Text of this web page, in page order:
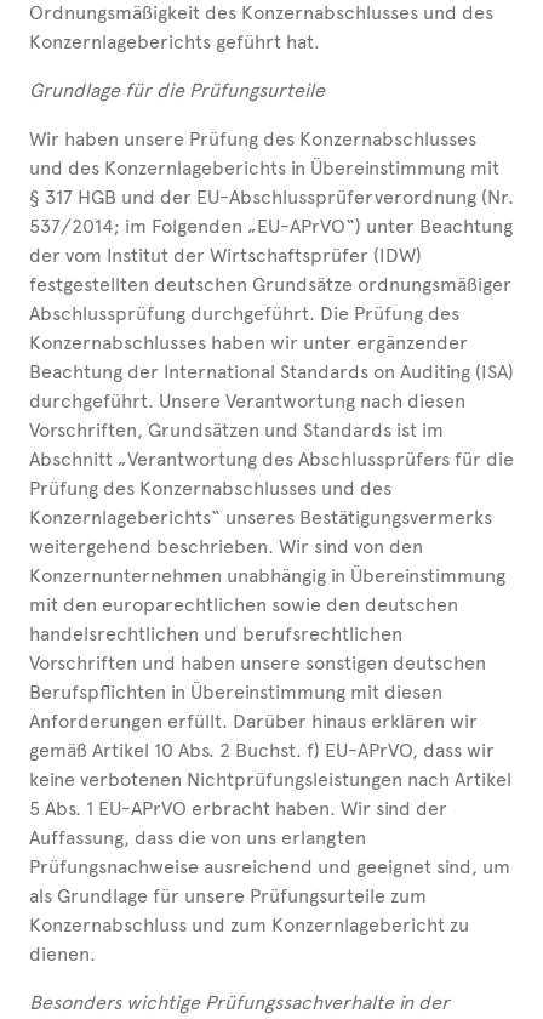
Ordnungsmäßigkeit des Konzernabschlusses und des
Konzernlageberichts geführt hat.
Grundlage für die Prüfungsurteile
Wir haben unsere Prüfung des Konzernabschlusses
und des Konzernlageberichts in Übereinstimmung mit
§ 317 HGB und der EU-Abschlussprüferverordnung (Nr.
537/2014; im Folgenden „EU-APrVO“) unter Beachtung
der vom Institut der Wirtschaftsprüfer (IDW)
festgestellten deutschen Grundsätze ordnungsmäßiger
Abschlussprüfung durchgeführt. Die Prüfung des
Konzernabschlusses haben wir unter ergänzender
Beachtung der International Standards on Auditing (ISA)
durchgeführt. Unsere Verantwortung nach diesen
Vorschriften, Grundsätzen und Standards ist im
Abschnitt „Verantwortung des Abschlussprüfers für die
Prüfung des Konzernabschlusses und des
Konzernlageberichts“ unseres Bestätigungsvermerks
weitergehend beschrieben. Wir sind von den
Konzernunternehmen unabhängig in Übereinstimmung
mit den europarechtlichen sowie den deutschen
handelsrechtlichen und berufsrechtlichen
Vorschriften und haben unsere sonstigen deutschen
Berufspflichten in Übereinstimmung mit diesen
Anforderungen erfüllt. Darüber hinaus erklären wir
gemäß Artikel 10 Abs. 2 Buchst. f) EU-APrVO, dass wir
keine verbotenen Nichtprüfungsleistungen nach Artikel
5 Abs. 1 EU-APrVO erbracht haben. Wir sind der
Auffassung, dass die von uns erlangten
Prüfungsnachweise ausreichend und geeignet sind, um
als Grundlage für unsere Prüfungsurteile zum
Konzernabschluss und zum Konzernlagebericht zu
dienen.
Besonders wichtige Prüfungssachverhalte in der